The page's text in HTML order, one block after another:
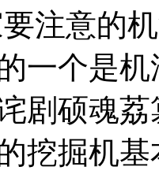
注意的
一个是
剧硕魂
挖掘机